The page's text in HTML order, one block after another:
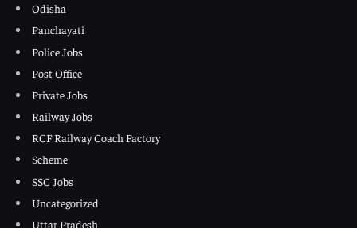
Odisha
Panchayati
Police Jobs
Post Office
Private Jobs
Railway Jobs
RCF Railway Coach Factory
Scheme
SSC Jobs
Uncategorized
Uttar Pradesh